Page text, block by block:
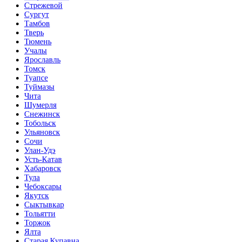
Стрежевой
Сургут
Тамбов
Тверь
Тюмень
Учалы
Ярославль
Томск
Туапсе
Туймазы
Чита
Шумерля
Снежинск
Тобольск
Ульяновск
Сочи
Улан-Удэ
Усть-Катав
Хабаровск
Тула
Чебоксары
Якутск
Сыктывкар
Тольятти
Торжок
Ялта